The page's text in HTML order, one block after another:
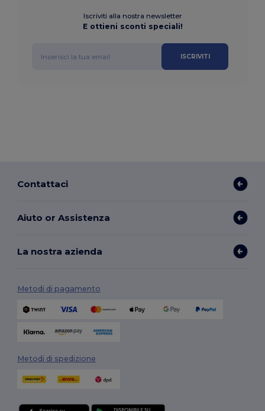
Iscriviti alla nostra newsletter
E ottieni sconti speciali!
ISCRIVITI
Contattaci
Aiuto or Assistenza
La nostra azienda
Metodi di pagamento
Metodi di spedizione